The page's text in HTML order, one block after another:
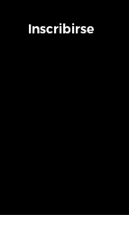
Inscribirse